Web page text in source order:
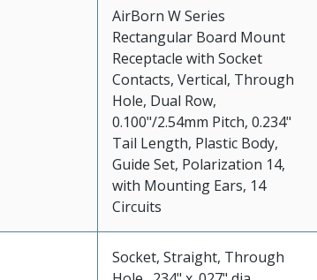
AirBorn W Series
Rectangular Board Mount
Receptacle with Socket
Contacts, Vertical, Through
Hole, Dual Row,
0.100"/2.54mm Pitch, 0.234"
Tail Length, Plastic Body,
Guide Set, Polarization 14,
with Mounting Ears, 14
Circuits
Socket, Straight, Through